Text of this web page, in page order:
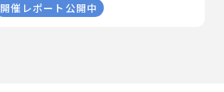
開催レポート公開中